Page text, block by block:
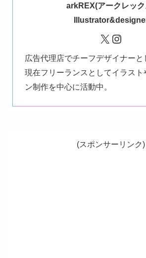
arkREX(アークレッ
X
広告代理店でチーフデザイナーと
現在フリーランスとしてイラスト
ン制作を中心に活動中。
(スポンサーリンク)